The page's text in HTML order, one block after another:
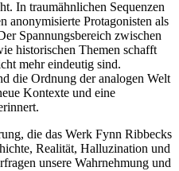
In traumähnlichen Sequenzen
anonymisierte Protagonisten als
Spannungsbereich zwischen
historischen Themen schafft
mehr eindeutig sind.
die Ordnung der analogen Welt
Kontexte und eine
die das Werk Fynn Ribbecks
Realität, Halluzination und
unsere Wahrnehmung und